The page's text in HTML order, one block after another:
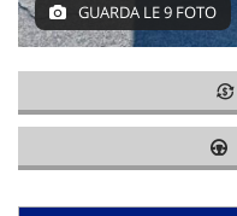
GUARDA LE 9 FOTO